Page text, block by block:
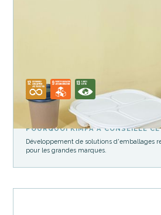
POURQUOI KIMPA A CONSEILLÉ
Développement de solutions d'emballages
pour les grandes marques.